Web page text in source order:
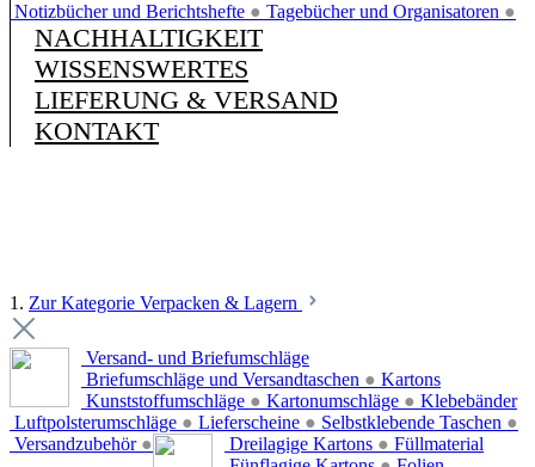
Notizbücher und Berichtshefte ● Tagebücher und Organisatoren ●
NACHHALTIGKEIT
WISSENSWERTES
LIEFERUNG & VERSAND
KONTAKT
1. Zur Kategorie Verpacken & Lagern
Versand- und Briefumschläge
Briefumschläge und Versandtaschen ●
Kunststoffumschläge ● Kartonumschläge ●
Luftpolsterumschläge ● Lieferscheine ● Selbstklebende Taschen ●
Versandzubehör ●
Kartons
Dreilagige Kartons ●
Klebebänder
Füllmaterial